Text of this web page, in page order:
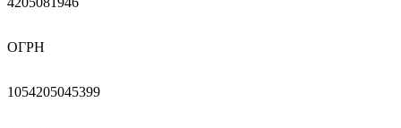
ОГРН
1054205045399